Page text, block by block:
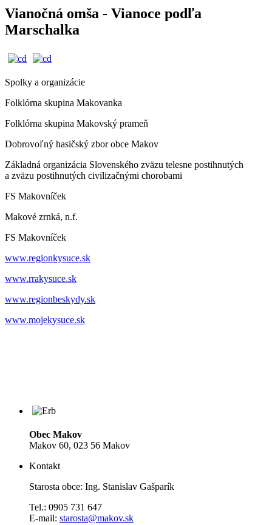
Vianočná omša - Vianoce podľa
Marschalka
Spolky a organizácie
Folklórna skupina Makovanka
Folklórna skupina Makovský prameň
Dobrovoľný hasičský zbor obce Makov
Základná organizácia Slovenského zväzu telesne postihnutých
a zväzu postihnutých civilizačnými chorobami
FS Makovníček
Makové zrnká, n.f.
FS Makovníček
www.regionkysuce.sk
www.rrakysuce.sk
www.regionbeskydy.sk
www.mojekysuce.sk
Obec Makov
Makov 60, 023 56 Makov
Kontakt
Starosta obce: Ing. Stanislav Gašparík
Tel.: 0905 731 647
E-mail: starosta@makov.sk